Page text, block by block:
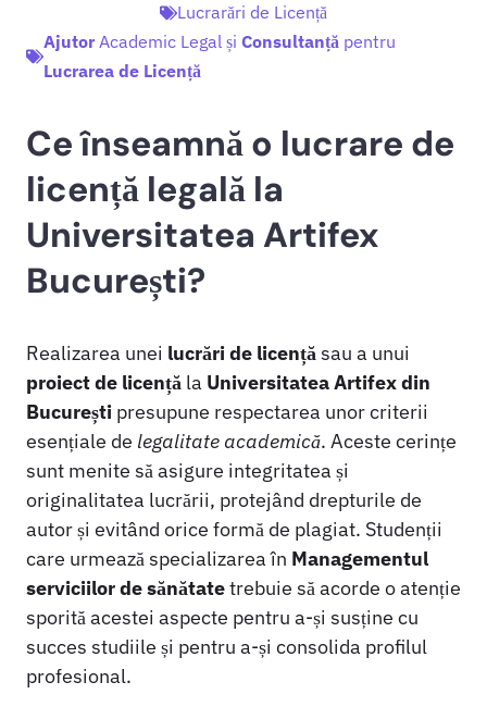
Lucrarări de Licență
Ajutor Academic Legal și Consultanță pentru
Lucrarea de Licență
Ce înseamnă o lucrare de
licență legală la
Universitatea Artifex
București?
Realizarea unei lucrări de licențăsau a unui
proiect de licență la Universitatea Artifex din
București presupune respectarea unor criterii
esențiale de legalitate academică. Aceste cerințe
sunt menite să asigure integritatea și
originalitatea lucrării, protejând drepturile de
autor și evitând orice formă de plagiat. Studenții
care urmează specializarea în Managementul
serviciilor de sănătatetrebuie să acorde o atenție
sporită acestei aspecte pentru a-și susține cu
succes studiile și pentru a-și consolida profilul
profesional.